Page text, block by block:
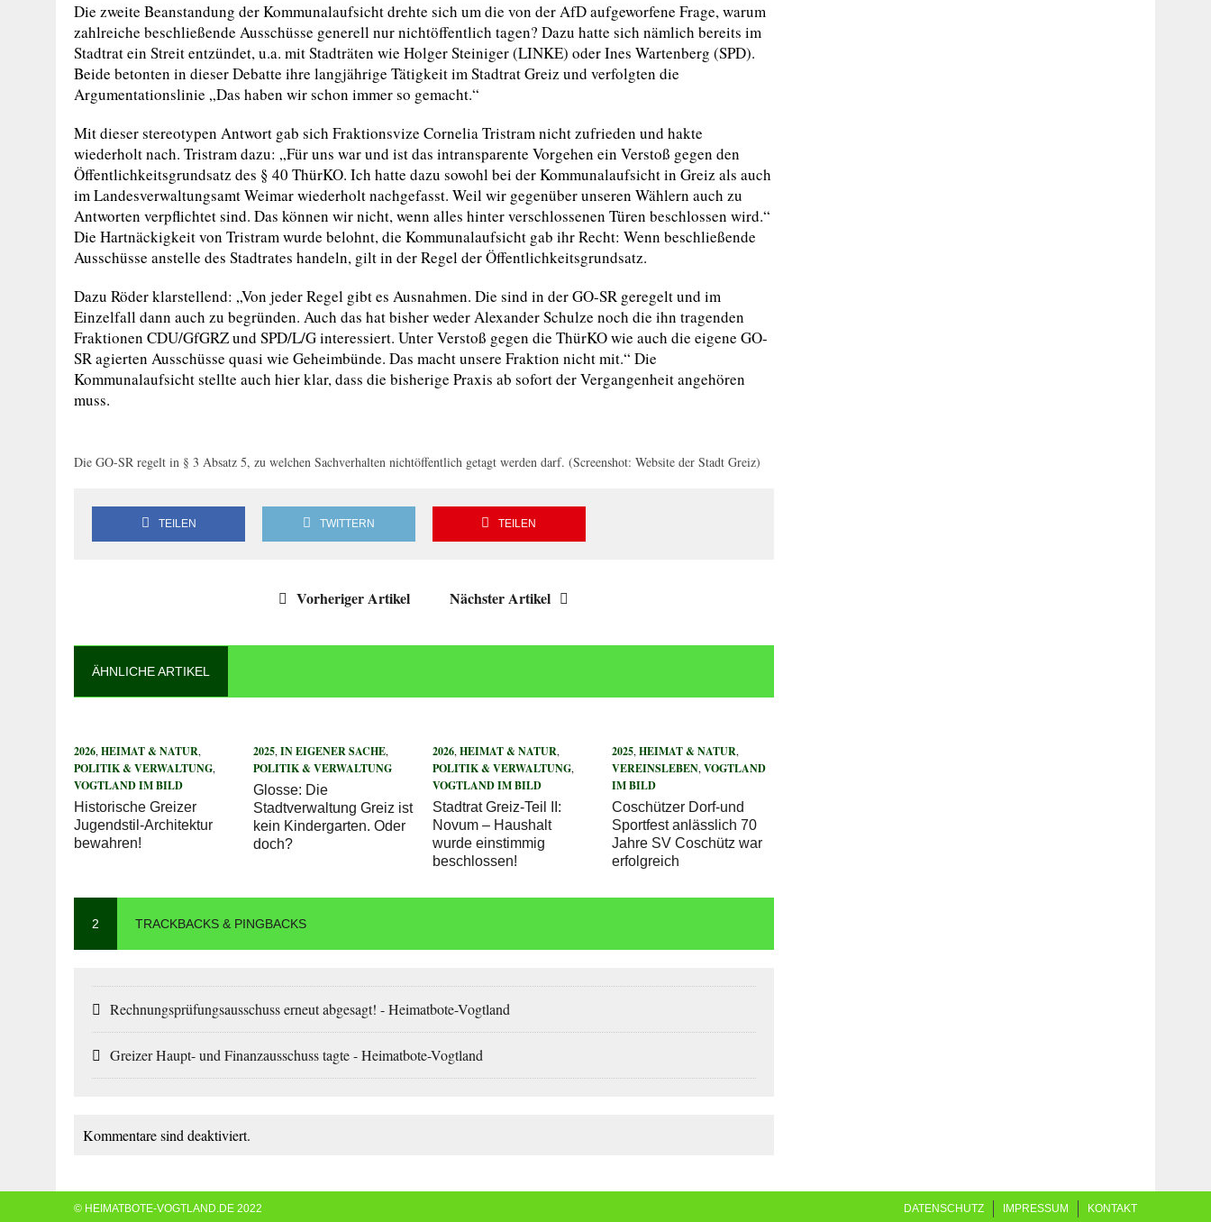
Die zweite Beanstandung der Kommunalaufsicht drehte sich um die von der AfD aufgeworfene Frage, warum
zahlreiche beschließende Ausschüsse generell nur nichtöffentlich tagen? Dazu hatte sich nämlich bereits im
Stadtrat ein Streit entzündet, u.a. mit Stadträten wie Holger Steiniger (LINKE) oder Ines Wartenberg (SPD).
Beide betonten in dieser Debatte ihre langjährige Tätigkeit im Stadtrat Greiz und verfolgten die
Argumentationslinie „Das haben wir schon immer so gemacht.“
Mit dieser stereotypen Antwort gab sich Fraktionsvize Cornelia Tristram nicht zufrieden und hakte
wiederholt nach. Tristram dazu: „Für uns war und ist das intransparente Vorgehen ein Verstoß gegen den
Öffentlichkeitsgrundsatz des § 40 ThürKO. Ich hatte dazu sowohl bei der Kommunalaufsicht in Greiz als auch
im Landesverwaltungsamt Weimar wiederholt nachgefasst. Weil wir gegenüber unseren Wählern auch zu
Antworten verpflichtet sind. Das können wir nicht, wenn alles hinter verschlossenen Türen beschlossen wird.“
Die Hartnäckigkeit von Tristram wurde belohnt, die Kommunalaufsicht gab ihr Recht: Wenn beschließende
Ausschüsse anstelle des Stadtrates handeln, gilt in der Regel der Öffentlichkeitsgrundsatz.
Dazu Röder klarstellend: „Von jeder Regel gibt es Ausnahmen. Die sind in der GO-SR geregelt und im
Einzelfall dann auch zu begründen. Auch das hat bisher weder Alexander Schulze noch die ihn tragenden
Fraktionen CDU/GfGRZ und SPD/L/G interessiert. Unter Verstoß gegen die ThürKO wie auch die eigene GO-
SR agierten Ausschüsse quasi wie Geheimbünde. Das macht unsere Fraktion nicht mit.“ Die
Kommunalaufsicht stellte auch hier klar, dass die bisherige Praxis ab sofort der Vergangenheit angehören
muss.
Die GO-SR regelt in § 3 Absatz 5, zu welchen Sachverhalten nichtöffentlich getagt werden darf. (Screenshot: Website der Stadt Greiz)
TEILEN TWITTERN TEILEN
Vorheriger Artikel Nächster Artikel
ÄHNLICHE ARTIKEL
2026, HEIMAT & NATUR,
POLITIK & VERWALTUNG,
VOGTLAND IM BILD
Historische Greizer
Jugendstil-Architektur
bewahren!
2025,IN EIGENER SACHE,
POLITIK & VERWALTUNG
Glosse: Die
Stadtverwaltung Greiz ist
kein Kindergarten. Oder
doch?
2026,HEIMAT & NATUR,
POLITIK & VERWALTUNG,
VOGTLAND IM BILD
Stadtrat Greiz-Teil II:
Novum – Haushalt
wurde einstimmig
beschlossen!
2025,HEIMAT & NATUR,
VEREINSLEBEN,VOGTLAND
IM BILD
Coschützer Dorf-und
Sportfest anlässlich 70
Jahre SV Coschütz war
erfolgreich
2 TRACKBACKS & PINGBACKS
Rechnungsprüfungsausschuss erneut abgesagt! - Heimatbote-Vogtland
Greizer Haupt- und Finanzausschuss tagte - Heimatbote-Vogtland
Kommentare sind deaktiviert.
DATENSCHUTZ IMPRESSUM KONTAKT
© HEIMATBOTE-VOGTLAND.DE 2022